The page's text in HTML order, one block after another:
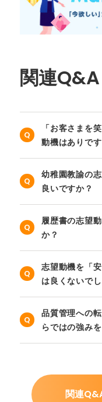
関連Q&A
「お客さまを
動機はありです
幼稚園教諭の
良いですか？
履歴書の志望
か？
志望動機を「
は良くないでし
品質管理への
らではの強み
関連